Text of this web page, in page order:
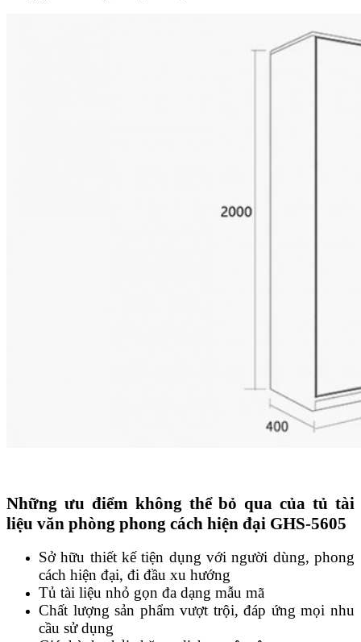
Những ưu điểm không thể bỏ qua của tủ tài
liệu văn phòng phong cách hiện đại GHS-5605
Sở hữu thiết kế tiện dụng với người dùng, phong
cách hiện đại, đi đầu xu hướng
Tủ tài liệu nhỏ gọn đa dạng mẫu mã
Chất lượng sản phẩm vượt trội, đáp ứng mọi nhu
cầu sử dụng